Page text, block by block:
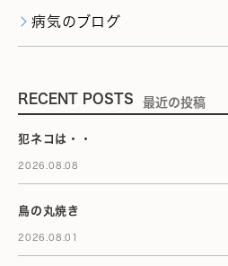
病気のブログ
RECENT POSTS 最近の投稿
犯ネコは・・
2026.08.08
鳥の丸焼き
2026.08.01